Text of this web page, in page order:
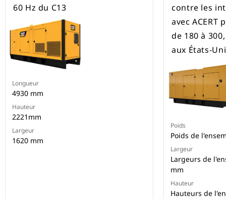
60 Hz du C13
Longueur
4930 mm
Hauteur
2221mm
Largeur
1620 mm
contre les
avec
de 180 à
aux États-
Poids
Poids de
Largeur
Largeurs de
mm
Hauteur
Hauteurs de